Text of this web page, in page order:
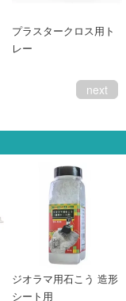
プラスタークロス用ト
レー
next
ジオラマ用石こう 造形
シート用